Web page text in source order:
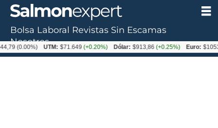
Bolsa Laboral Revistas Sin Escamas
Nosotros
UTM: $71.649(+0.20%) Dólar: $913,86(+0.25%) Euro: $1053,08(-